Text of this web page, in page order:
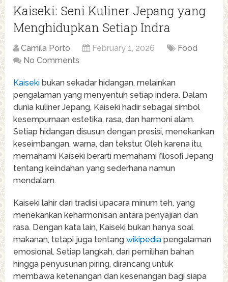
Kaiseki: Seni Kuliner Jepang yang
Menghidupkan Setiap Indra
Camila Porto February 1, 2026
Food
No Comments
Kaiseki bukan sekadar hidangan, melainkan
pengalaman yang menyentuh setiap indera. Dalam
dunia kuliner Jepang, Kaiseki hadir sebagai simbol
kesempurnaan estetika, rasa, dan harmoni alam.
Setiap hidangan disusun dengan presisi, menekankan
keseimbangan, warna, dan tekstur. Oleh karena itu,
memahami Kaiseki berarti memahami filosofi Jepang
tentang keindahan yang sederhana namun
mendalam.
Kaiseki lahir dari tradisi upacara minum teh, yang
menekankan keharmonisan antara penyajian dan
rasa. Dengan kata lain, Kaiseki bukan hanya soal
makanan, tetapi juga tentangwikipedia pengalaman
emosional. Setiap langkah, dari pemilihan bahan
hingga penyusunan piring, dirancang untuk
membawa ketenangan dan kesenangan bagi siapa